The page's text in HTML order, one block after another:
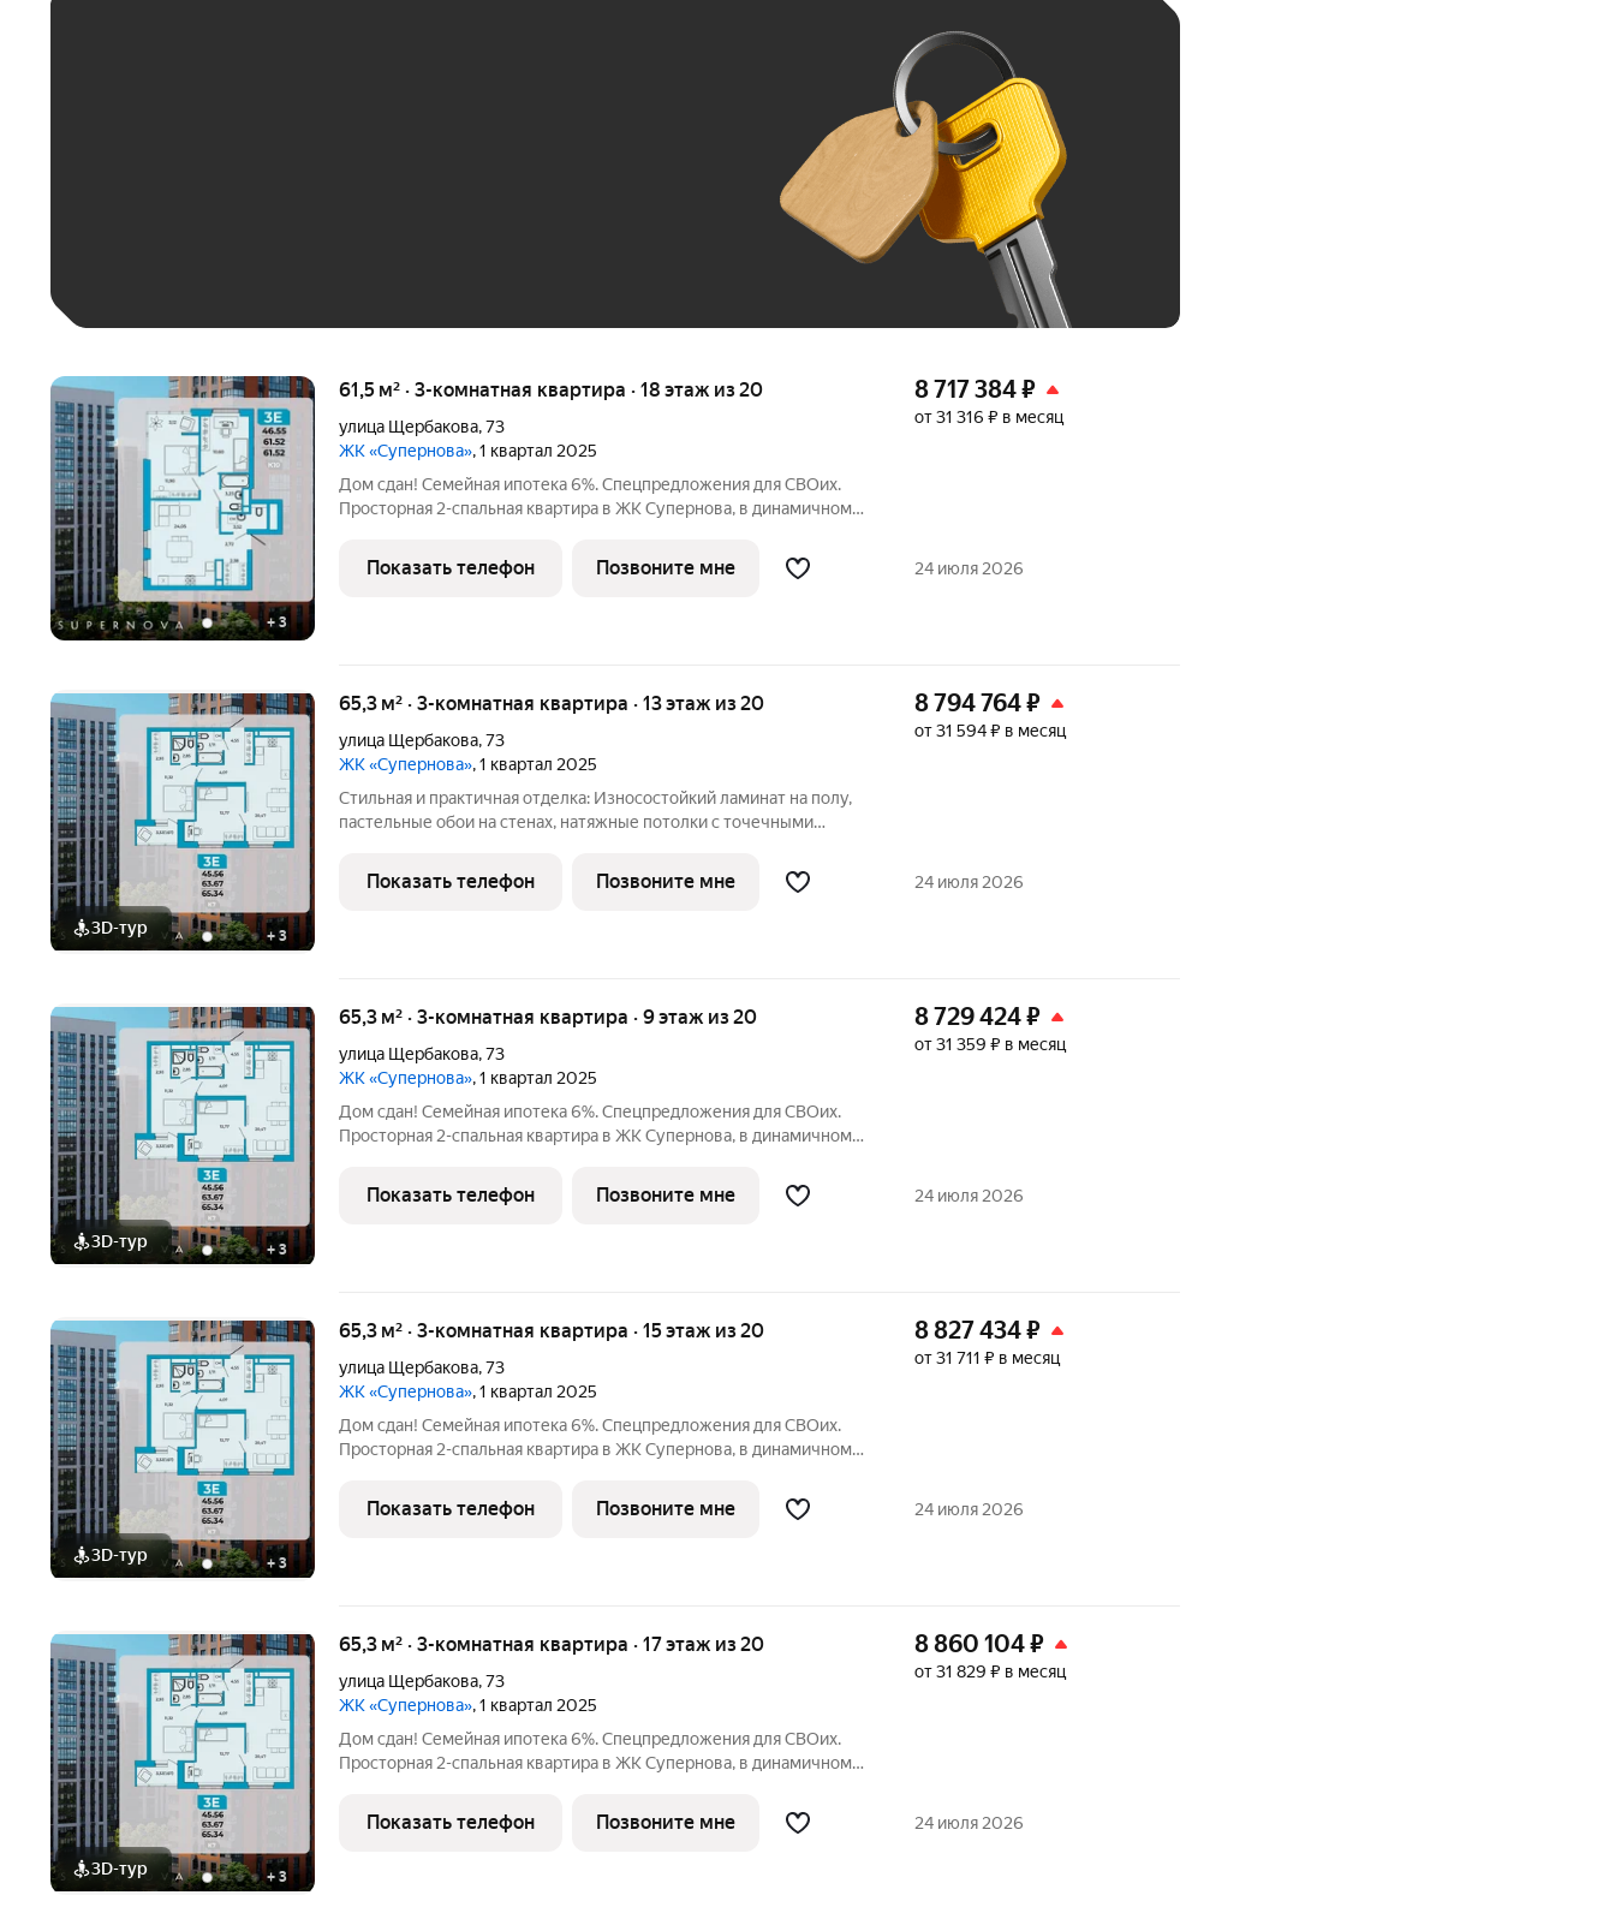
+3
61,5 м² · 3-комнатная квартира · 18 этаж из 20
улица Щербакова,73
ЖК «Супернова», 1 квартал 2025
Дом сдан! Семейная ипотека 6%. Спецпредложения для СВОих.
Просторная 2-спальная квартира в ЖК Супернова, в динамичном
счастливой семейной жизни: Две отдельные спальни: для
родителей и
8 717 384₽
от 31 316 ₽ в месяц
Показать телефон Позвоните мне 24 июля 2026
3D-тур + 3
65,3 м² · 3-комнатная квартира · 13 этаж из 20
улица Щербакова,73
ЖК «Супернова», 1 квартал 2025
Стильная и практичная отделка: Износостойкий ламинат на полу,
пастельные обои на стенах, натяжные потолки с точечными
остекление лоджии, установленная сантехника - все готово для
8 794 764₽
от 31 594 ₽ в месяц
Показать телефон Позвоните мне 24 июля 2026
3D-тур + 3
65,3 м² · 3-комнатная квартира · 9 этаж из 20
улица Щербакова,73
ЖК «Супернова», 1 квартал 2025
Дом сдан! Семейная ипотека 6%. Спецпредложения для СВОих.
Просторная 2-спальная квартира в ЖК Супернова, в динамичном
счастливой семейной жизни: Две отдельные спальни: для
родителей и
8 729 424₽
от 31 359 ₽ в месяц
Показать телефон Позвоните мне 24 июля 2026
3D-тур + 3
65,3 м² · 3-комнатная квартира · 15 этаж из 20
улица Щербакова,73
ЖК «Супернова», 1 квартал 2025
Дом сдан! Семейная ипотека 6%. Спецпредложения для СВОих.
Просторная 2-спальная квартира в ЖК Супернова, в динамичном
счастливой семейной жизни: Две отдельные спальни: для
родителей и
8 827 434₽
от 31 711 ₽ в месяц
Показать телефон Позвоните мне 24 июля 2026
3D-тур + 3
65,3 м² · 3-комнатная квартира · 17 этаж из 20
улица Щербакова,73
ЖК «Супернова», 1 квартал 2025
Дом сдан! Семейная ипотека 6%. Спецпредложения для СВОих.
Просторная 2-спальная квартира в ЖК Супернова, в динамичном
счастливой семейной жизни: Две отдельные спальни: для
родителей и
8 860 104₽
от 31 829 ₽ в месяц
Показать телефон Позвоните мне 24 июля 2026